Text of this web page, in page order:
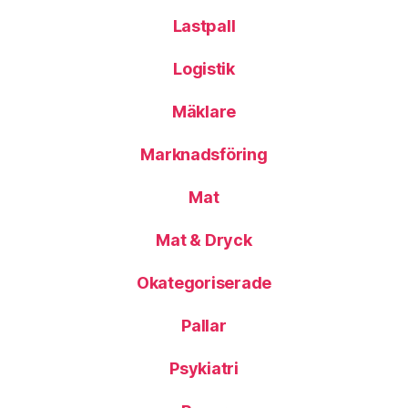
Lastpall
Logistik
Mäklare
Marknadsföring
Mat
Mat & Dryck
Okategoriserade
Pallar
Psykiatri